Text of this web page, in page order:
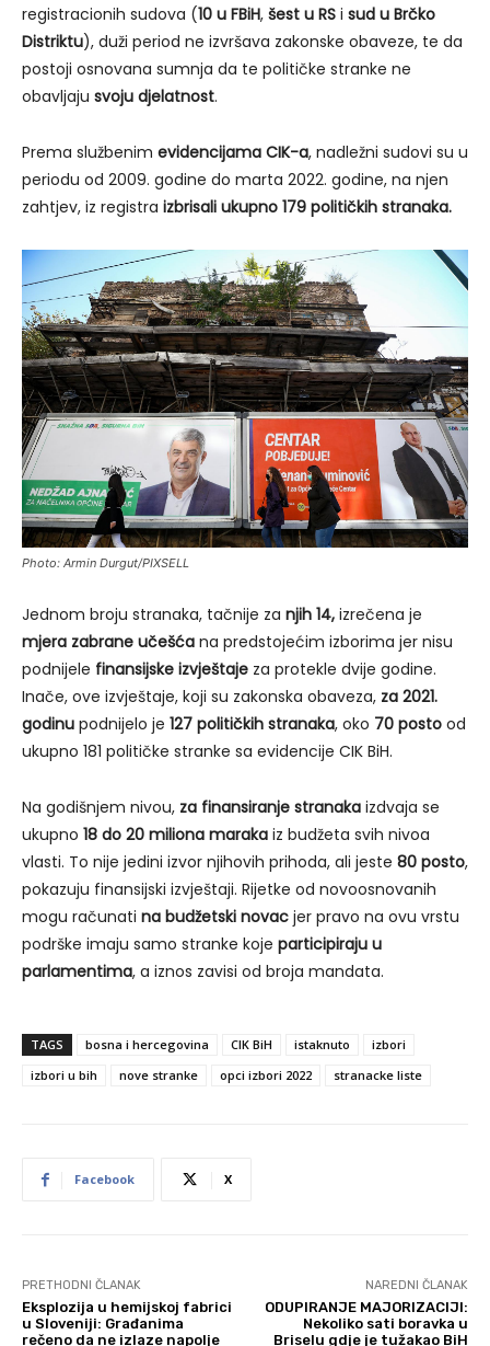
registracionih sudova (10 u FBiH, šest u RS i sud u Brčko
Distriktu), duži period ne izvršava zakonske obaveze, te da
postoji osnovana sumnja da te političke stranke ne
obavljaju svoju djelatnost.
Prema službenim evidencijama CIK-a, nadležni sudovi su u
periodu od 2009. godine do marta 2022. godine, na njen
zahtjev, iz registra izbrisali ukupno 179 političkih stranaka.
Photo: Armin Durgut/PIXSELL
Jednom broju stranaka, tačnije za njih 14, izrečena je
mjera zabrane učešća na predstojećim izborima jer nisu
podnijele finansijske izvještaje za protekle dvije godine.
Inače, ove izvještaje, koji su zakonska obaveza, za 2021.
godinu podnijelo je 127 političkih stranaka, oko 70 posto od
ukupno 181 političke stranke sa evidencije CIK BiH.
Na godišnjem nivou, za finansiranje stranaka izdvaja se
ukupno 18 do 20 miliona maraka iz budžeta svih nivoa
vlasti. To nije jedini izvor njihovih prihoda, ali jeste 80 posto,
pokazuju finansijski izvještaji. Rijetke od novoosnovanih
mogu računati na budžetski novac jer pravo na ovu vrstu
podrške imaju samo stranke koje participiraju u
parlamentima, a iznos zavisi od broja mandata.
TAGS bosna i hercegovina CIK BiH istaknuto
izbori
izbori u bih
nove stranke opci izbori 2022 stranacke liste
Facebook X
PRETHODNI ČLANAK
Eksplozija u hemijskoj fabrici
u Sloveniji: Građanima
rečeno da ne izlaze napolje
NAREDNI ČLANAK
ODUPIRANJE MAJORIZACIJI:
Nekoliko sati boravka u
Briselu gdje je tužakao BiH